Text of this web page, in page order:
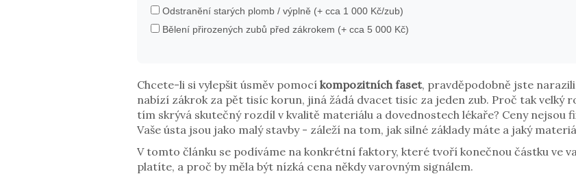
Odstranění starých plomb / výplně (+ cca 1 000 Kč/zub)
Bělení přirozených zubů před zákrokem (+ cca 5 000 Kč)
Chcete-li si vylepšit úsměv pomocí kompozitních faset, pravděpodobně jste
nabízí zákrok za pět tisíc korun, jiná žádá dvacet tisíc za jeden zub. Proč tak velký
tím skrývá skutečný rozdíl v kvalitě materiálu a dovednostech lékaře? Ceny nejsou
Vaše ústa jsou jako malý stavby - záleží na tom, jak silné základy máte a jaký
V tomto článku se podíváme na konkrétní faktory, které tvoří konečnou částku ve
platíte, a proč by měla být nízká cena někdy varovným signálem.